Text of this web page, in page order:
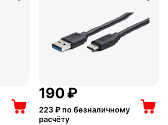
‍190‍₽
223₽ по безналичному
расчёту